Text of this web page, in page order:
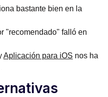
bastante bien en la
"recomendado" falló en
Aplicación para iOS nos ha